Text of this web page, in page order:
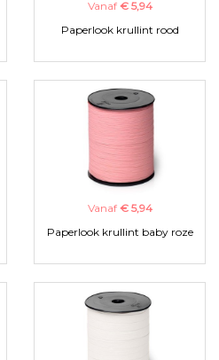
Vanaf € 5,94
Paperlook krullint rood
Vanaf € 5,94
Paperlook krullint baby roze